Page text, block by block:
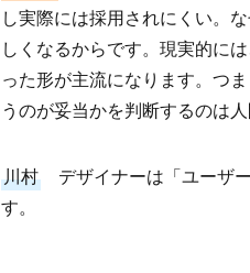
し実際には採用されにくい。
しくなるからです。現実的に
った形が主流になります。つ
うのが妥当かを判断するのは
川村 デザイナーは「ユーザ
す。